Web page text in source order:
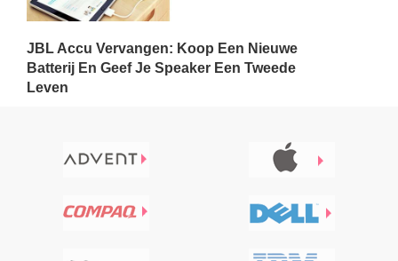
JBL Accu Vervangen: Koop Een Nieuwe
Batterij En Geef Je Speaker Een Tweede
Leven